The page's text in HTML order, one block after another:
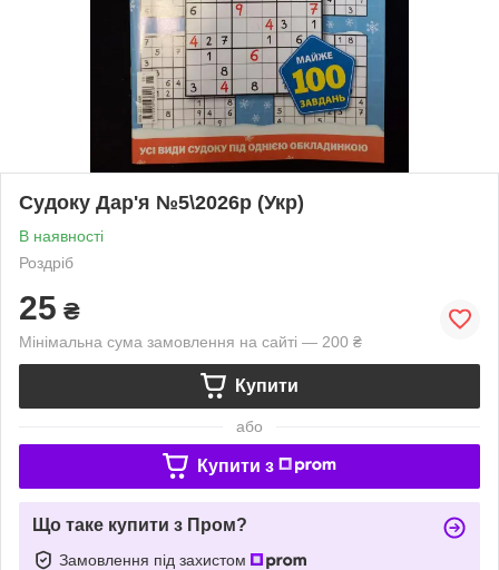
Судоку Дар'я №5\2026р (Укр)
В наявності
Роздріб
25 ₴
Мінімальна сума замовлення на сайті — 200 ₴
Купити
або
Купити з
Що таке купити з Пром?
Замовлення під захистом